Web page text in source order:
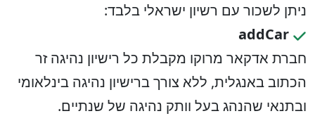
ניתן לשכור עם רשיון ישראלי בלבד:
addCar
חברת אדקאר מרוקו מקבלת כל רישיון נהיגה זר
הכתוב באנגלית, ללא צורך ברישיון נהיגה בינלאומי
ובתנאי שהנהג בעל וותק נהיגה של שנתיים.